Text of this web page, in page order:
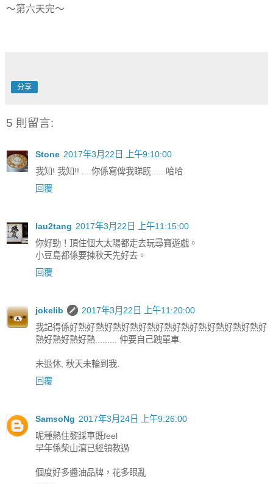
～第六天完～
分享
5 則留言:
Stone 2017年3月22日 上午9:10:00
我知! 我知!! ....你係寫俾我睇既......哈哈
回覆
lau2tang 2017年3月22日 上午11:15:00
你好勁！頂住個大太陽都走去玩尋寶遊戲。
小豆島都係要揀秋天先好去。
回覆
jokelib
2017年3月22日 上午11:20:00
我記得係好熱好熱好熱好熱好熱好熱好熱好熱好熱好熱好熱好
熱好熱好熱好熱......... 仲要自己跩單車.
未退休, 秋天未輪到我.
回覆
SamsoNg 2017年3月24日 上午9:26:00
呢種熱住黎踩車既feel
早年係柴山瀉已經領教過
個度好多醬油品牌，花多眼亂